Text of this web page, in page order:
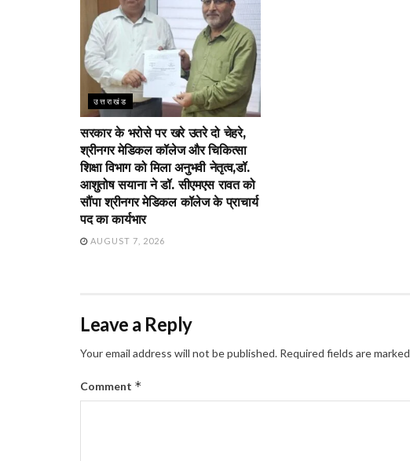
उत्तराखंड
सरकार के भरोसे पर खरे उतरे दो चेहरे,
श्रीनगर मेडिकल कॉलेज और चिकित्सा
शिक्षा विभाग को मिला अनुभवी नेतृत्व,डॉ.
आशुतोष सयाना ने डॉ. सीएमएस रावत को
सौंपा श्रीनगर मेडिकल कॉलेज के प्राचार्य
पद का कार्यभार
AUGUST 7, 2026
Leave a Reply
Your email address will not be published. Required fields are marked
Comment *